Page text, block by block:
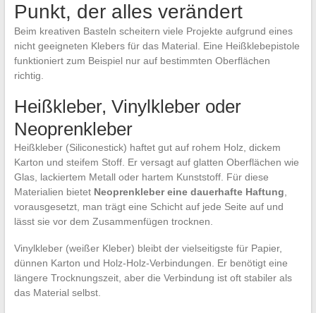
Punkt, der alles verändert
Beim kreativen Basteln scheitern viele Projekte aufgrund eines
nicht geeigneten Klebers für das Material. Eine Heißklebepistole
funktioniert zum Beispiel nur auf bestimmten Oberflächen
richtig.
Heißkleber, Vinylkleber oder
Neoprenkleber
Heißkleber (Siliconestick) haftet gut auf rohem Holz, dickem
Karton und steifem Stoff. Er versagt auf glatten Oberflächen wie
Glas, lackiertem Metall oder hartem Kunststoff. Für diese
Materialien bietet Neoprenkleber eine dauerhafte Haftung,
vorausgesetzt, man trägt eine Schicht auf jede Seite auf und
lässt sie vor dem Zusammenfügen trocknen.
Vinylkleber (weißer Kleber) bleibt der vielseitigste für Papier,
dünnen Karton und Holz-Holz-Verbindungen. Er benötigt eine
längere Trocknungszeit, aber die Verbindung ist oft stabiler als
das Material selbst.